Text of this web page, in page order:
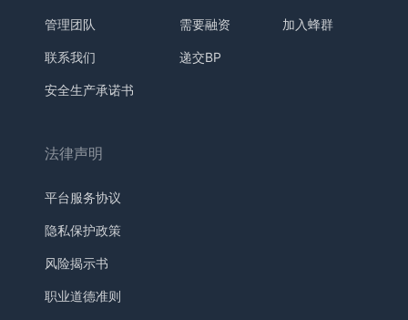
管理团队
联系我们
安全生产承诺书
需要融资
递交BP
加入蜂群
法律声明
平台服务协议
隐私保护政策
风险揭示书
职业道德准则